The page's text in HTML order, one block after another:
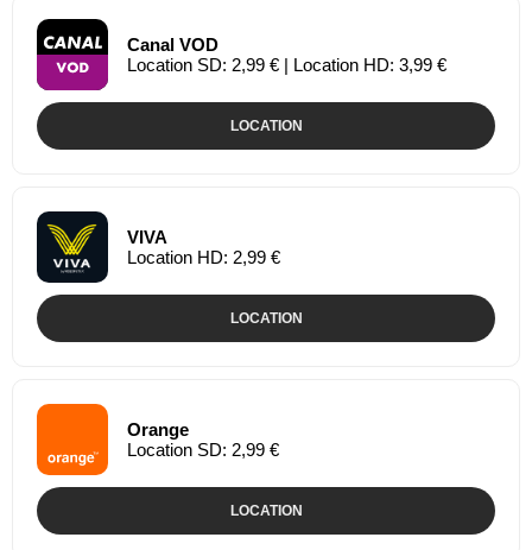
Canal VOD
Location SD: 2,99 € | Location HD: 3,99 €
LOCATION
VIVA
Location HD: 2,99 €
LOCATION
Orange
Location SD: 2,99 €
LOCATION